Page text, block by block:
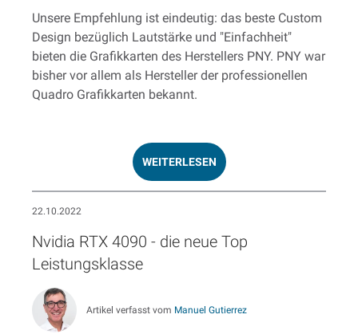
Unsere Empfehlung ist eindeutig: das beste Custom
Design bezüglich Lautstärke und "Einfachheit"
bieten die Grafikkarten des Herstellers PNY. PNY war
bisher vor allem als Hersteller der professionellen
Quadro Grafikkarten bekannt.
WEITERLESEN
22.10.2022
Nvidia RTX 4090 - die neue Top
Leistungsklasse
Artikel verfasst vom Manuel Gutierrez